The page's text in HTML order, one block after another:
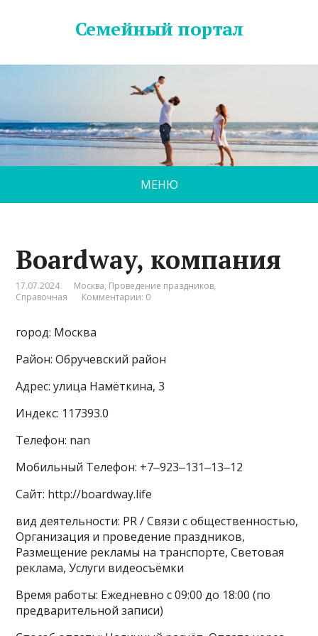
Семейный портал
МЕНЮ
Boardway, компания
17.07.2024 Москва, Проведение праздников,
Справочная
Комментарии: 0
город: Москва
Район: Обручевский район
Адрес: улица Намёткина, 3
Индекс: 117393.0
Телефон: nan
Мобильный Телефон: +7‒923‒131‒13‒12
Сайт: http://boardway.life
вид деятельности: PR / Связи с общественностью,
Организация и проведение праздников,
Размещение рекламы на транспорте, Световая
реклама, Услуги видеосъёмки
Время работы: Ежедневно с 09:00 до 18:00 (по
предварительной записи)